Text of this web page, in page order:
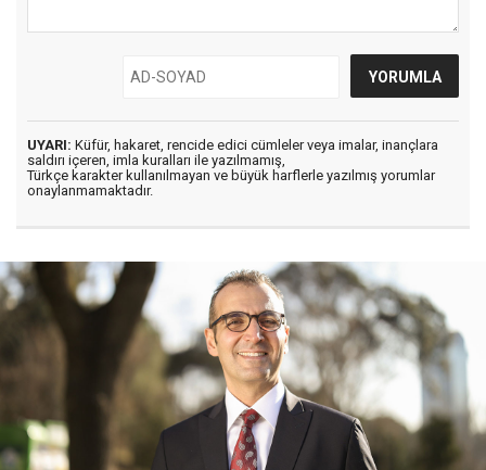
UYARI: Küfür, hakaret, rencide edici cümleler veya imalar, inançlara
saldırı içeren, imla kuralları ile yazılmamış,
Türkçe karakter kullanılmayan ve büyük harflerle yazılmış yorumlar
onaylanmamaktadır.